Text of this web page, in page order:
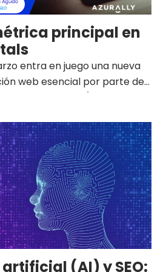
principal en
entra en juego una nueva
web esencial por parte de
to Next Paint).
(AI) y SEO: